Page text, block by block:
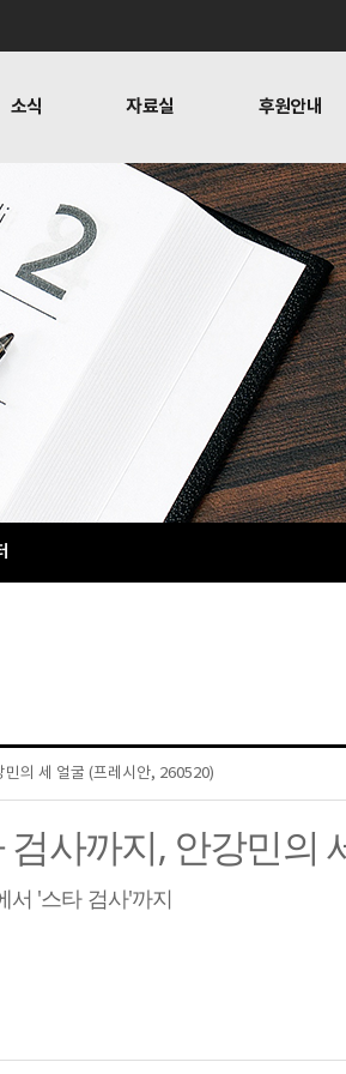
소식 자료실 후원안내
자료실
후원
후원하기
재정보고
1:1 문의
의 세 얼굴 (프레시안, 260520)
사까지, 안강민의
서 '스타 검사'까지